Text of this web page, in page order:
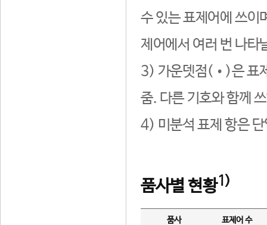
수 있는 표제어에 쓰이
제어에서 여러 번 나타
3) 가운뎃점(•)은 표
줌. 다른 기호와 함께
4) 미분석 표제 항은
품사별 현황1)
품사 표제어 수